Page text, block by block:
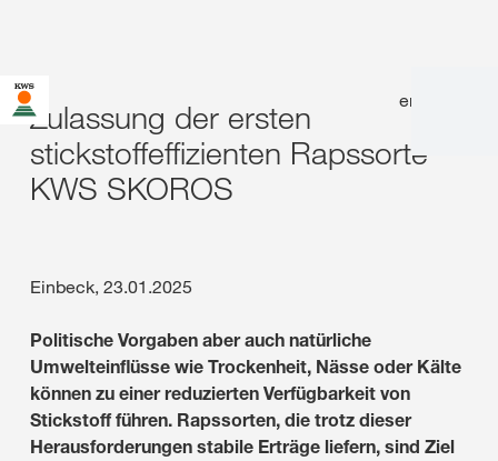
en
Zulassung der ersten
stickstoffeffizienten Rapssorte
KWS SKOROS
Einbeck, 23.01.2025
Politische Vorgaben aber auch natürliche
Umwelteinflüsse wie Trockenheit, Nässe oder Kälte
können zu einer reduzierten Verfügbarkeit von
Stickstoff führen. Rapssorten, die trotz dieser
Herausforderungen stabile Erträge liefern, sind Ziel